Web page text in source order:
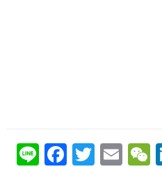
Li F
T
E